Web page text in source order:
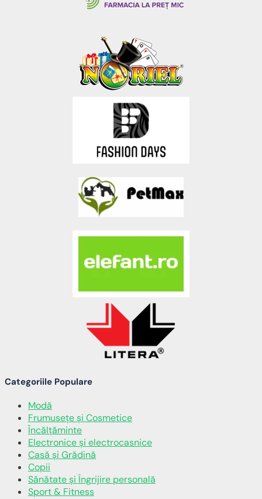
Categoriile Populare
Modă
Frumusețe și Cosmetice
Încălţăminte
Electronice și electrocasnice
Casă și Grădină
Copii
Sănătate și Îngrijire personală
Sport & Fitness